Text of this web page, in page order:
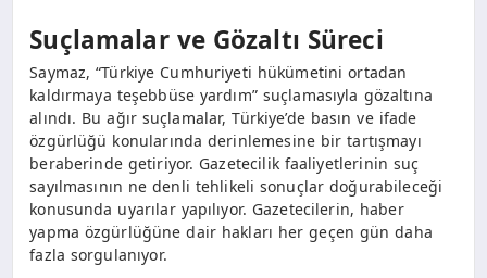
Suçlamalar ve Gözaltı Süreci
Saymaz, “Türkiye Cumhuriyeti hükümetini ortadan
kaldırmaya teşebbüse yardım” suçlamasıyla gözaltına
alındı. Bu ağır suçlamalar, Türkiye’de basın ve ifade
özgürlüğü konularında derinlemesine bir tartışmayı
beraberinde getiriyor. Gazetecilik faaliyetlerinin suç
sayılmasının ne denli tehlikeli sonuçlar doğurabileceği
konusunda uyarılar yapılıyor. Gazetecilerin, haber
yapma özgürlüğüne dair hakları her geçen gün daha
fazla sorgulanıyor.